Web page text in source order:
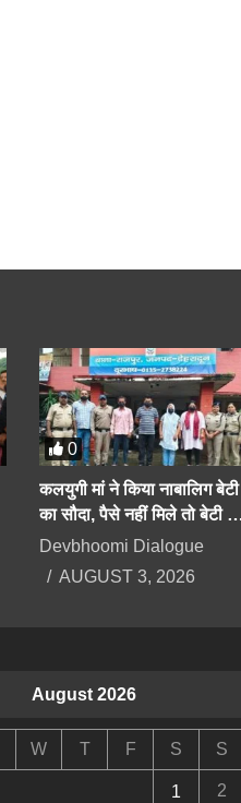
0
कलयुगी मां ने किया नाबालिग बेटी
का सौदा, पैसे नहीं मिले तो बेटी के
अपहरण का झूठा मुकदमा दर्ज
Devbhoomi Dialogue
AUGUST 3, 2026
August 2026
W T F S S
1 2